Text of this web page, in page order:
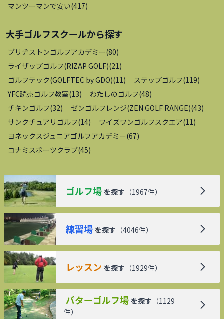
マンツーマンで安い(417)
大手ゴルフスクールから探す
ブリヂストンゴルフアカデミー(80)
ライザップゴルフ(RIZAP GOLF)(21 )
ゴルフテック(GOLFTEC by GDO)(11 ) ステップゴルフ(119)
YFC読売ゴルフ教室(13) わたしのゴルフ(48)
チキンゴルフ(32) ゼンゴルフレンジ(ZEN GOLF RANGE)(43)
サンクチュアリゴルフ(14) ワイズワンゴルフスクエア(11 )
ヨネックスジュニアゴルフアカデミー(67)
コナミスポーツクラブ(45)
ゴルフ場 を探す （1967件）
練習場 を探す （4046件）
レッスン を探す （1929件）
パターゴルフ場 を探す （1129
件）